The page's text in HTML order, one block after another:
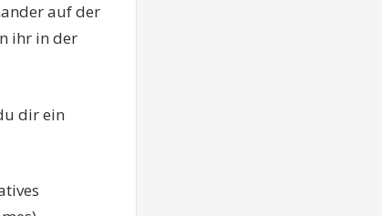
auf der
ihr in der
dir ein